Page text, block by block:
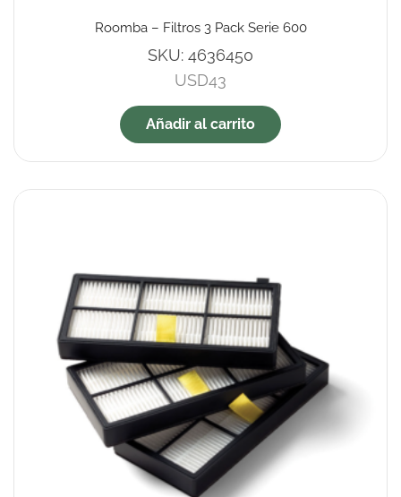
Roomba – Filtros 3 Pack Serie 600
SKU: 4636450
USD43
Añadir al carrito